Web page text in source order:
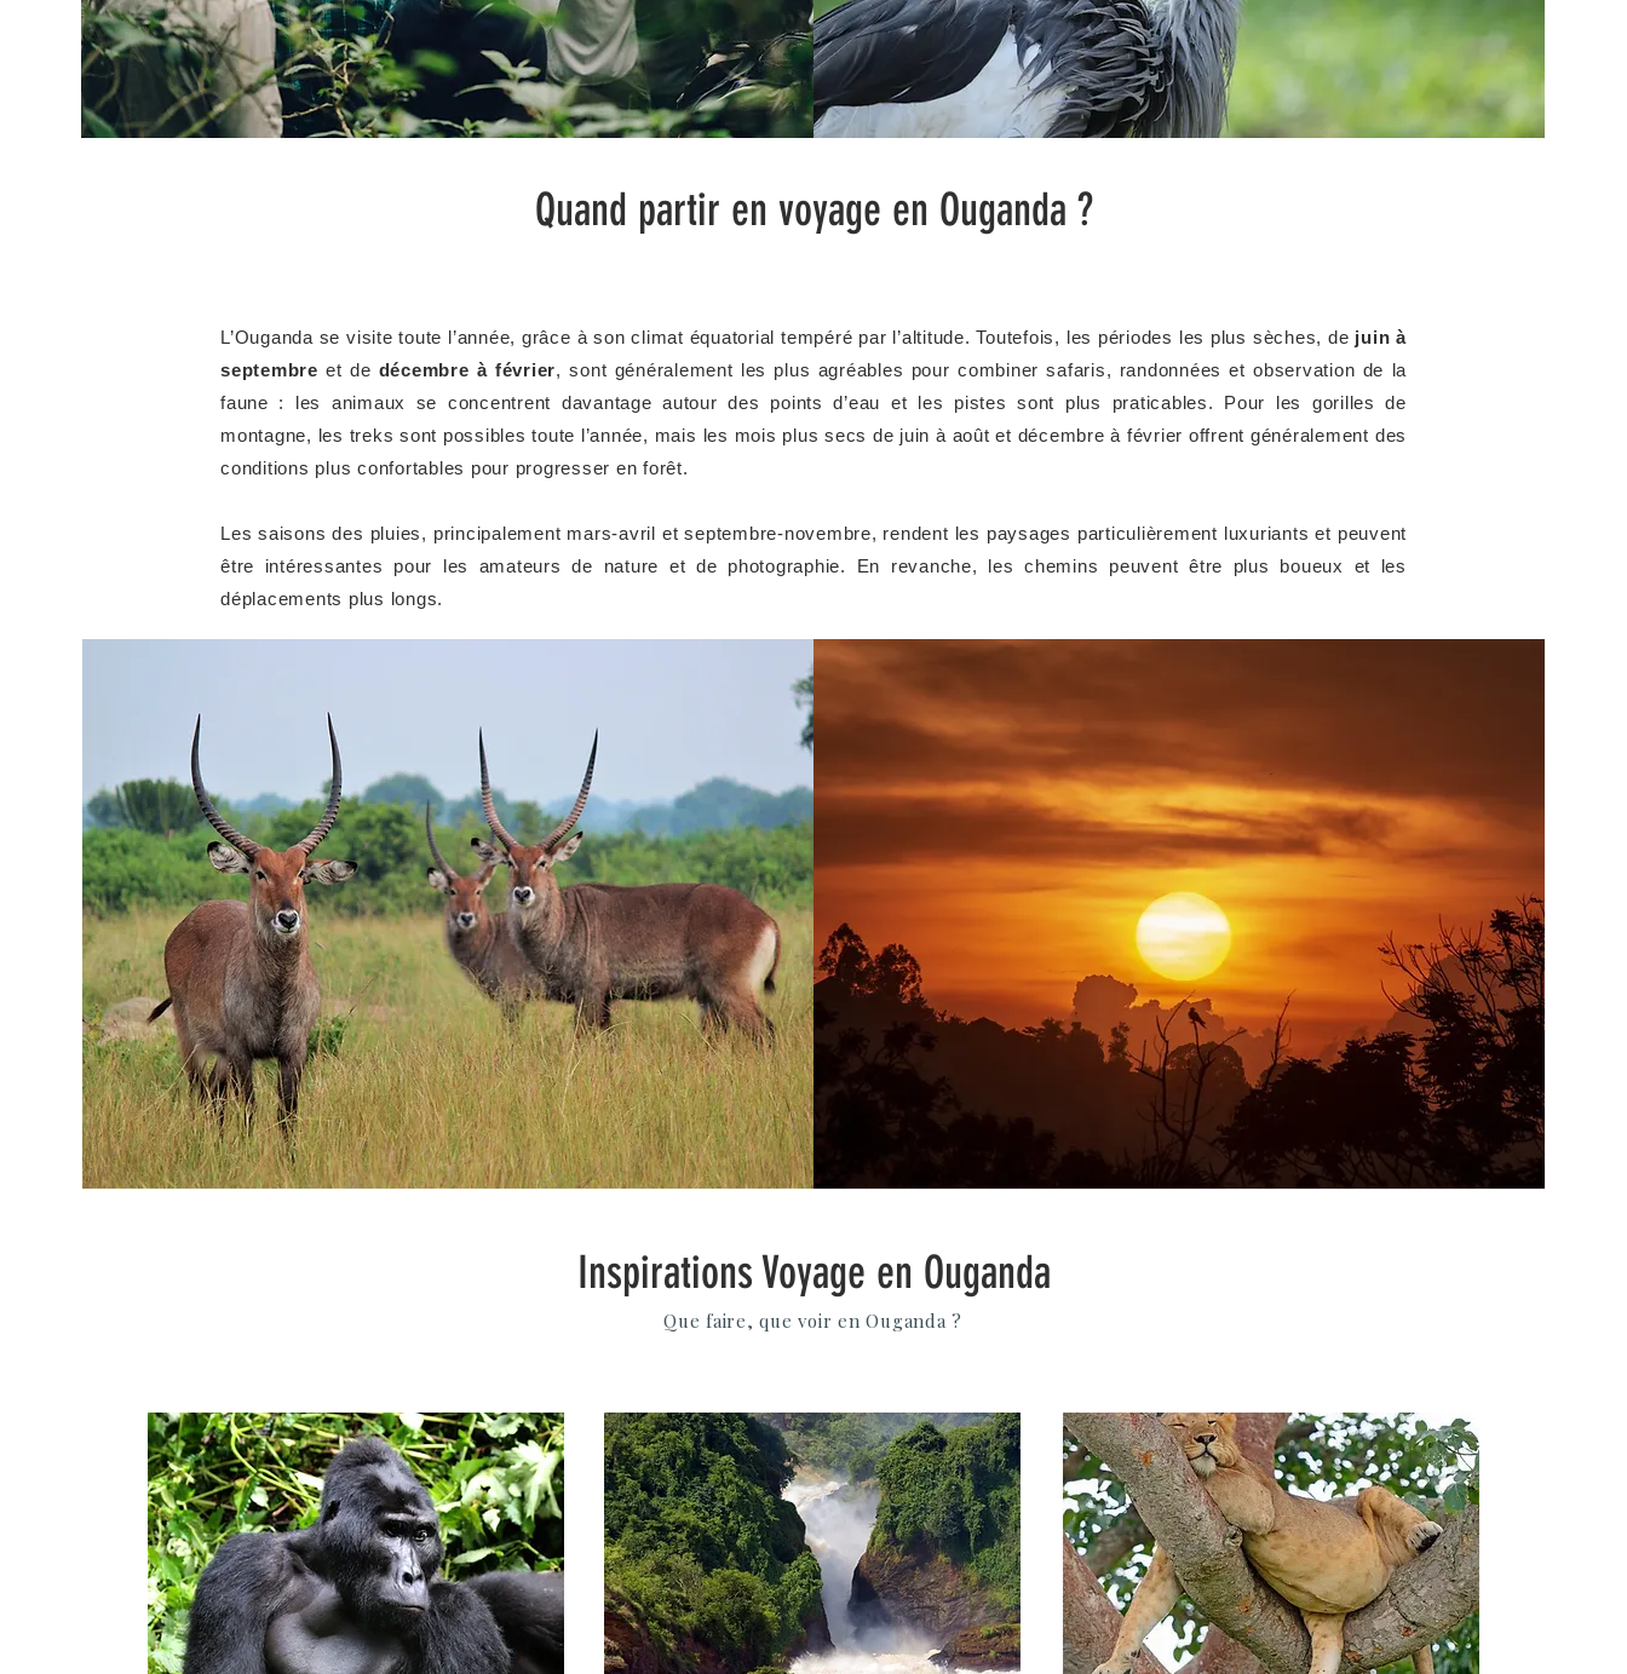
Quand partir en voyage en Ouganda ?
L’Ouganda se visite toute l’année, grâce à son climat équatorial tempéré par l’altitude. Toutefois, les périodes les plus sèches, de juin à
septembre et de décembre à février, sont généralement les plus agréables pour combiner safaris, randonnées et observation de la
faune : les animaux se concentrent davantage autour des points d’eau et les pistes sont plus praticables. Pour les gorilles de
montagne, les treks sont possibles toute l’année, mais les mois plus secs de juin à août et décembre à février offrent généralement des
conditions plus confortables pour progresser en forêt.
Les saisons des pluies, principalement mars-avril et septembre-novembre, rendent les paysages particulièrement luxuriants et peuvent
être intéressantes pour les amateurs de nature et de photographie. En revanche, les chemins peuvent être plus boueux et les
déplacements plus longs.
Inspirations Voyage en Ouganda
Que faire, que voir en Ouganda ?